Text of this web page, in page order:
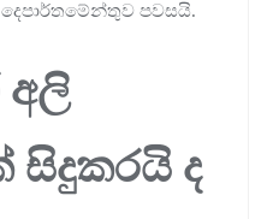
පවසයි.
අලි
ද